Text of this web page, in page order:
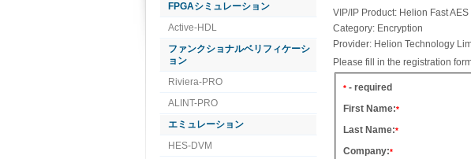
FPGAシミュレーション
Active-HDL
ファンクショナルベリフィケーシ
ョン
Riviera-PRO
ALINT-PRO
エミュレーション
HES-DVM
VIP/IP Product: Helion Fast
Category: Encryption
Provider: Helion Technology
Please fill in the registration
* - required
First Name:*
Last Name:*
Company:*